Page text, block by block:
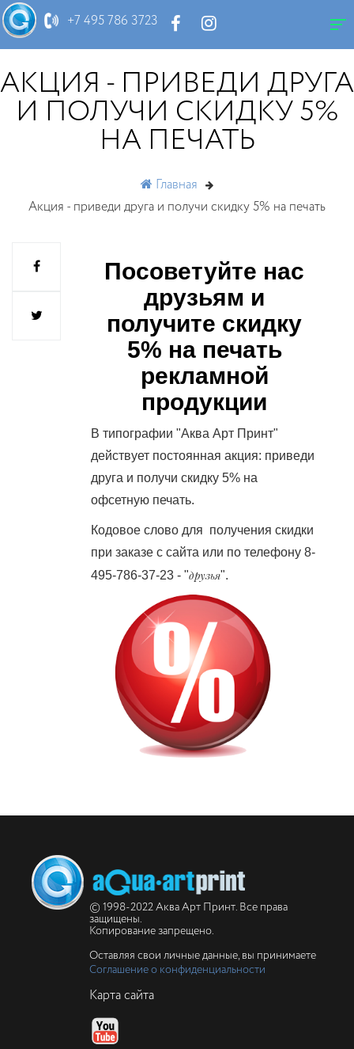
+7 495 786 3723
АКЦИЯ
АКЦИЯ - ПРИВЕДИ ДРУГА
И ПОЛУЧИ СКИДКУ 5%
НА ПЕЧАТЬ
Главная
Акция - приведи друга и получи скидку 5% на печать
Посоветуйте нас
друзьям и
получите скидку
5% на печать
рекламной
продукции
В типографии "Аква Арт Принт"
действует постоянная акция: приведи
друга и получи скидку 5% на
офсетную печать.
Кодовое слово для получения скидки
при заказе с сайта или по телефону 8-
495-786-37-23 - "друзья".
© 1998-2022 Аква Арт Принт. Все права
защищены.
Копирование запрещено.
Оставляя свои личные данные, вы принимаете
Соглашение о конфиденциальности
Карта сайта